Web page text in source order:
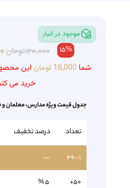
موجود در انبار
120,000تومان 15%
شما 18,000 توماناین
خرید می
جدول قیمت ویژه مدارس، معلمان و
تعداد درصد تخفیف
1 - 49
—
50+
5 %